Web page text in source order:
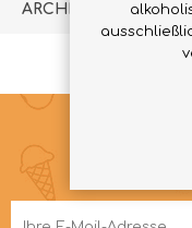
ARCHIVE